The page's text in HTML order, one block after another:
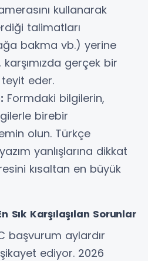
kullanarak
talimatları
bakma vb.) yerine
karşımızda gerçek bir
eder.
Formdaki bilgilerin,
birebir
olun. Türkçe
yanlışlarına dikkat
kısaltan en büyük
Sık Karşılaşılan Sorunlar
başvurum aylardır
ediyor. 2026